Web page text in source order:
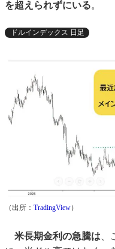
を超えられずにいる。
ドルインデックス 日足
（出所： TradingView）
米長期金利の急騰は